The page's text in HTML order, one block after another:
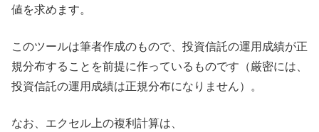
値を求めます。
このツールは筆者作成のもので、投資信託の運用成績が正
規分布することを前提に作っているものです（厳密には、
投資信託の運用成績は正規分布になりません）。
なお、エクセル上の複利計算は、